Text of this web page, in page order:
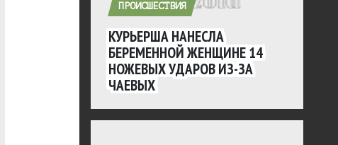
ПРОИСШЕСТВИЯ
КУРЬЕРША НАНЕСЛА
БЕРЕМЕННОЙ ЖЕНЩИНЕ 14
НОЖЕВЫХ УДАРОВ ИЗ-ЗА
ЧАЕВЫХ